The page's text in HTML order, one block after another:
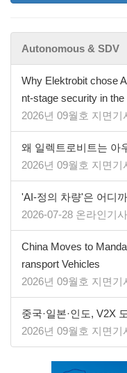
Autonomous & SDV
Why Elektrobit chose
nt-stage security in
2026년 09월호 지면기
왜 일렉트로비트는 아
2026년 09월호 지면기
'AI-정의 차량'은 어디
2026-07-28 온라인기사
China Moves to
ransport Vehicles
2026년 09월호 지면기
중국·일본·인도, V2X
2026년 09월호 지면기